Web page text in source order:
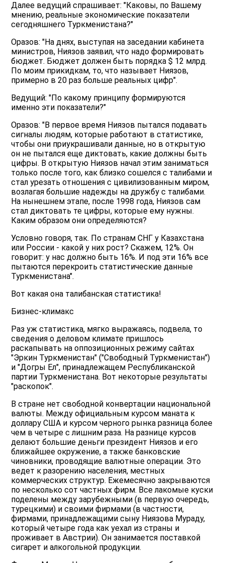
Далее ведущий спрашивает: "Каковы, по Вашему
мнению, реальные экономические показатели
сегодняшнего Туркменистана?"
Оразов: "На днях, выступая на заседании кабинета
министров, Ниязов заявил, что надо формировать
бюджет. Бюджет должен быть порядка $ 12 млрд.
По моим прикидкам, то, что называет Ниязов,
примерно в 20 раз больше реальных цифр".
Ведущий: "По какому принципу формируются
именно эти показатели?"
Оразов: "В первое время Ниязов пытался подавать
сигналы людям, которые работают в статистике,
чтобы они приукрашивали данные, но в открытую
он не пытался еще диктовать, какие должны быть
цифры. В открытую Ниязов начал этим заниматься
только после того, как близко сошелся с талибами и
стал урезать отношения с цивилизованным миром,
возлагая большие надежды на дружбу с талибами.
На нынешнем этапе, после 1998 года, Ниязов сам
стал диктовать те цифры, которые ему нужны.
Каким образом они определяются?
Условно говоря, так. По странам СНГ у Казахстана
или России - какой у них рост? Скажем, 12%. Он
говорит: у нас должно быть 16%. И под эти 16% все
пытаются перекроить статистические данные
Туркменистана".
Вот какая она талибанская статистика!
Бизнес-климакс
Раз уж статистика, мягко выражаясь, подвела, то
сведения о деловом климате пришлось
раскапывать на оппозиционных режиму сайтах
"Эркин Туркменистан" ("Свободный Туркменистан")
и "Догры Ел", принадлежащем Республиканской
партии Туркменистана. Вот некоторые результаты
"раскопок".
В стране нет свободной конвертации национальной
валюты. Между официальным курсом маната к
доллару США и курсом черного рынка разница более
чем в четыре с лишним раза. На разнице курсов
делают большие деньги президент Ниязов и его
ближайшее окружение, а также банковские
чиновники, проводящие валютные операции. Это
ведет к разорению населения, местных
коммерческих структур. Ежемесячно закрываются
по несколько сот частных фирм. Все лакомые куски
поделены между зарубежными (в первую очередь,
турецкими) и своими фирмами (в частности,
фирмами, принадлежащими сыну Ниязова Мураду,
который четыре года как уехал из страны и
проживает в Австрии). Он занимается поставкой
сигарет и алкогольной продукции.